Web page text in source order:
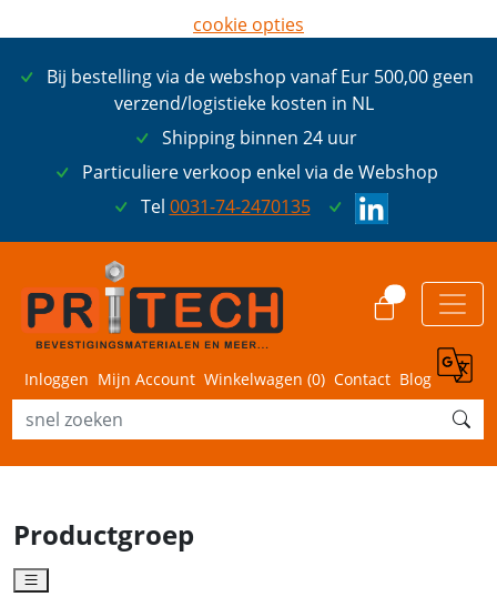
Bij bestelling via de webshop vanaf Eur 500,00 geen
verzend/logistieke kosten in NL
Shipping binnen 24 uur
Particuliere verkoop enkel via de Webshop
Tel 0031-74-2470135
Inloggen Mijn Account Winkelwagen (0) Contact Blog
Productgroep
cookie opties
ik ga akkoord met cookies